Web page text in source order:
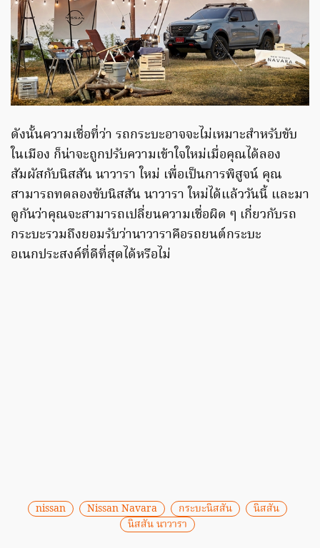
ดังนั้นความเชื่อที่ว่า รถกระบะอาจจะไม่เหมาะสำหรับขับ
ในเมือง ก็น่าจะถูกปรับความเข้าใจใหม่เมื่อคุณได้ลอง
สัมผัสกับนิสสัน นาวารา ใหม่ เพื่อเป็นการพิสูจน์ คุณ
สามารถทดลองขับนิสสัน นาวารา ใหม่ได้แล้ววันนี้ และมา
ดูกันว่าคุณจะสามารถเปลี่ยนความเชื่อผิด ๆ เกี่ยวกับรถ
กระบะรวมถึงยอมรับว่านาวาราคือรถยนต์กระบะ
อเนกประสงค์ที่ดีที่สุดได้หรือไม่
nissan Nissan Navara กระบะนิสสัน
นิสสัน
นิสสัน นาวารา